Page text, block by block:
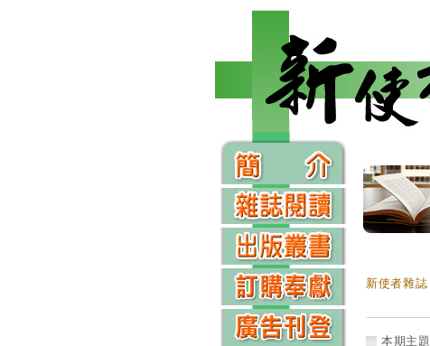
新使者雜誌
本期主題